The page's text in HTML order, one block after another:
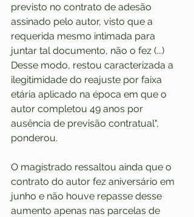
previsto no contrato de adesão
assinado pelo autor, visto que a
requerida mesmo intimada para
juntar tal documento, não o fez (...)
Desse modo, restou caracterizada a
ilegitimidade do reajuste por faixa
etária aplicado na época em que o
autor completou 49 anos por
ausência de previsão contratual",
ponderou.
O magistrado ressaltou ainda que o
contrato do autor fez aniversário em
junho e não houve repasse desse
aumento apenas nas parcelas de